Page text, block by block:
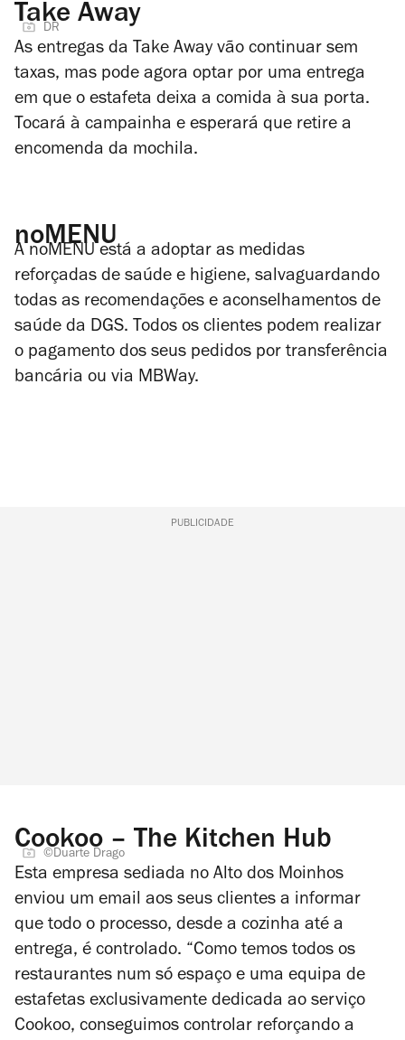
Take Away
DR
As entregas da Take Away vão continuar sem
taxas, mas pode agora optar por uma entrega
em que o estafeta deixa a comida à sua porta.
Tocará à campainha e esperará que retire a
encomenda da mochila.
noMENU
A noMENU está a adoptar as medidas
reforçadas de saúde e higiene, salvaguardando
todas as recomendações e aconselhamentos de
saúde da DGS. Todos os clientes podem realizar
o pagamento dos seus pedidos por transferência
bancária ou via MBWay.
PUBLICIDADE
Cookoo – The Kitchen Hub
©Duarte Drago
Esta empresa sediada no Alto dos Moinhos
enviou um email aos seus clientes a informar
que todo o processo, desde a cozinha até a
entrega, é controlado. “Como temos todos os
restaurantes num só espaço e uma equipa de
estafetas exclusivamente dedicada ao serviço
Cookoo, conseguimos controlar reforçando a